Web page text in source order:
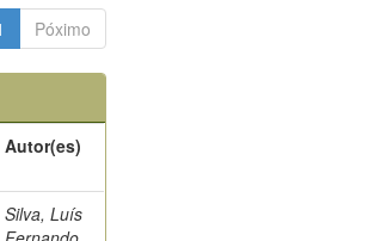
Póximo
Autor(es)
Silva, Luís